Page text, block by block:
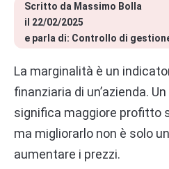
Scritto da Massimo Bolla
il 22/02/2025
e parla di: Controllo di
La marginalità è un
finanziaria di un’azienda.
significa maggiore profitto
ma migliorarlo non è solo
aumentare i prezzi.